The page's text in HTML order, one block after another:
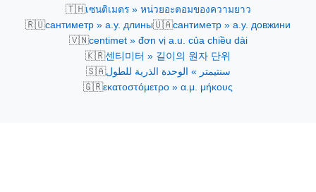
🇹🇭เซนติเมตร » หน่วยอะตอมของความยาว
🇷🇺сантиметр » а.у. длины🇺🇦сантиметр » а.у. довжини
🇻🇳centimet » đơn vị a.u. của chiều dài
🇰🇷센티미터 » 길이의 원자 단위
🇸🇦سنتيمتر » الوحدة الذرية للطول
🇬🇷εκατοστόμετρο » α.μ. μήκους